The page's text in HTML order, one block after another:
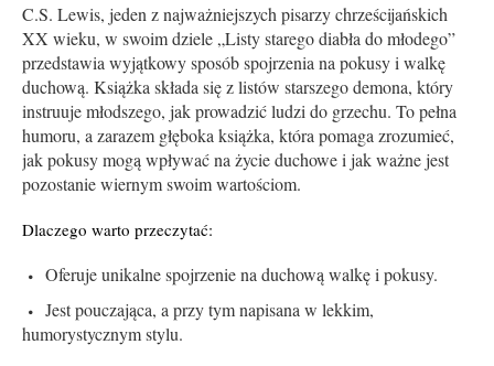
C.S. Lewis, jeden z najważniejszych pisarzy chrześcijańskich
XX wieku, w swoim dziele „Listy starego diabła do młodego”
przedstawia wyjątkowy sposób spojrzenia na pokusy i walkę
duchową. Książka składa się z listów starszego demona, który
instruuje młodszego, jak prowadzić ludzi do grzechu. To pełna
humoru, a zarazem głęboka książka, która pomaga zrozumieć,
jak pokusy mogą wpływać na życie duchowe i jak ważne jest
pozostanie wiernym swoim wartościom.
Dlaczego warto przeczytać:
Oferuje unikalne spojrzenie na duchową walkę i pokusy.
Jest pouczająca, a przy tym napisana w lekkim,
humorystycznym stylu.